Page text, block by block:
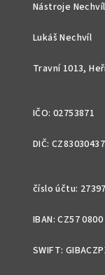
Nástroje Nechvíl
Lukáš Nechvíl
Travní 1013,
IČO: 02753871
DIČ:
číslo účtu:
IBAN: CZ57
SWIFT: